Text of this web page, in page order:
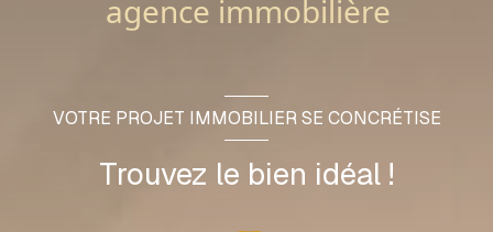
VOTRE PROJET IMMOBILIER SE CONCRÉTISE
Trouvez le bien idéal !